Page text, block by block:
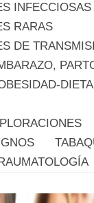
INFECCIOSAS
RARAS
DE